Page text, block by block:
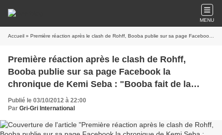
MENU
Accueil » Première réaction après le clash de Rohff, Booba publie sur sa page Facebook la chronique de Kemi Seba : "Booba fait de la BLACK MUSIC , Rohff de la CAS-SOCE MUSIC"
Première réaction après le clash de Rohff,
Booba publie sur sa page Facebook la
chronique de Kemi Seba : "Booba fait de la
BLACK MUSIC , Rohff de la CAS-SOCE MUSIC"
Publié le 03/10/2012 à 22:00
Par Gri-Gri International